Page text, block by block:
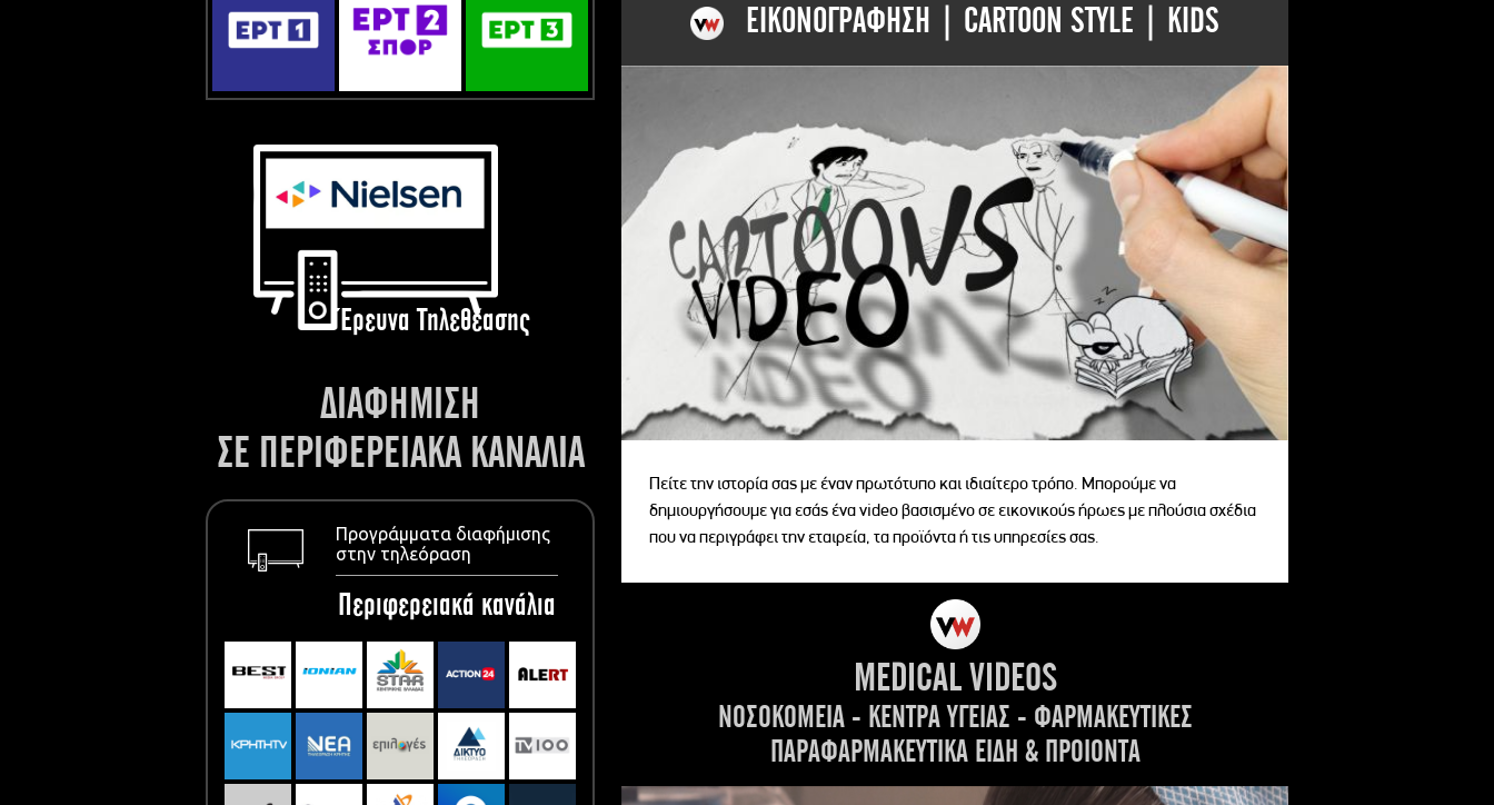
Έρευνα Τηλεθέασης
ΔΙΑΦΗΜΙΣΗ
ΣΕ ΠΕΡΙΦΕΡΕΙΑΚΑ ΚΑΝΑΛΙΑ
Προγράμματα διαφήμισης
στην τηλεόραση
Περιφερειακά κανάλια
ΕΙΚΟΝΟΓΡΑΦΗΣΗ | CARTOON STYLE | KIDS
Πείτε την ιστορία σας με έναν πρωτότυπο και ιδιαίτερο τρόπο. Μπορούμε να
δημιουργήσουμε για εσάς ένα video βασισμένο σε εικονικούς ήρωες με πλούσια σχέδια
που να περιγράφει την εταιρεία, τα προϊόντα ή τις υπηρεσίες σας.
MEDICAL VIDEOS
ΝΟΣΟΚΟΜΕΙΑ - ΚΕΝΤΡΑ ΥΓΕΙΑΣ - ΦΑΡΜΑΚΕΥΤΙΚΕΣ
ΠΑΡΑΦΑΡΜΑΚΕΥΤΙΚΑ ΕΙΔΗ & ΠΡΟΙΟΝΤΑ